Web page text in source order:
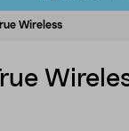
Wireless